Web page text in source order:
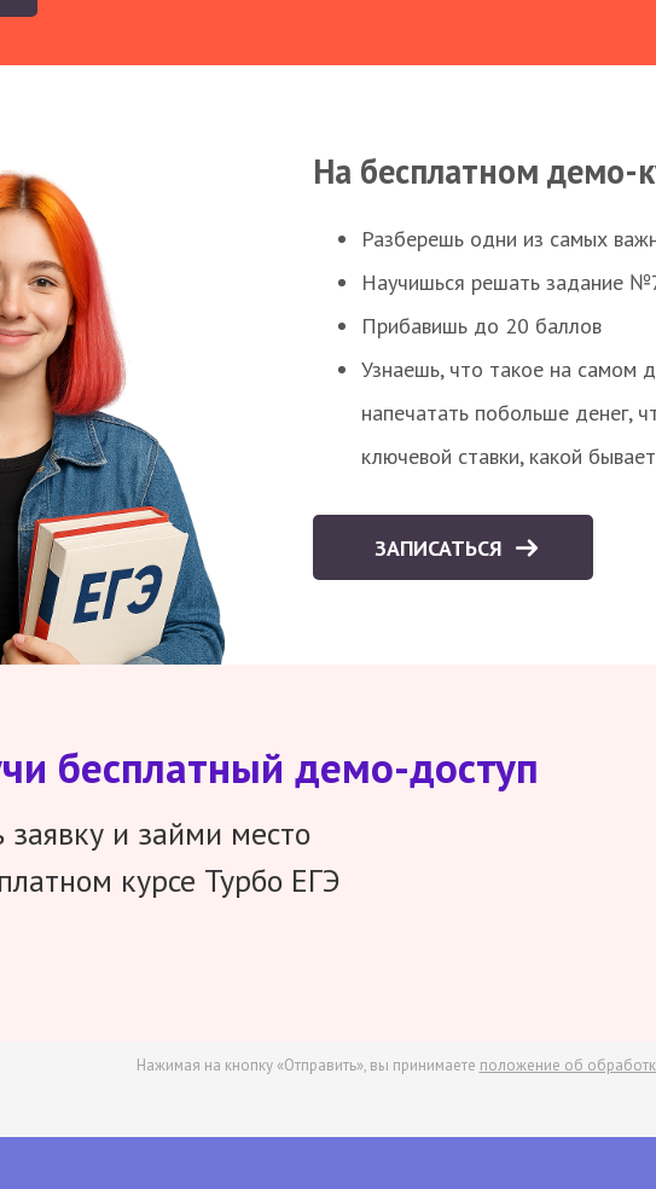
На бесплатном демо-
Разберешь одни из самых
Научишься решать задание
Прибавишь до 20 баллов
Узнаешь, что такое на самом
напечатать побольше денег,
ключевой ставки, какой
ЗАПИСАТЬСЯ
бесплатный демо-доступ
заявку и займи место
курсе Турбо ЕГЭ
Нажимая на кнопку «Отправить», вы принимаете положение об